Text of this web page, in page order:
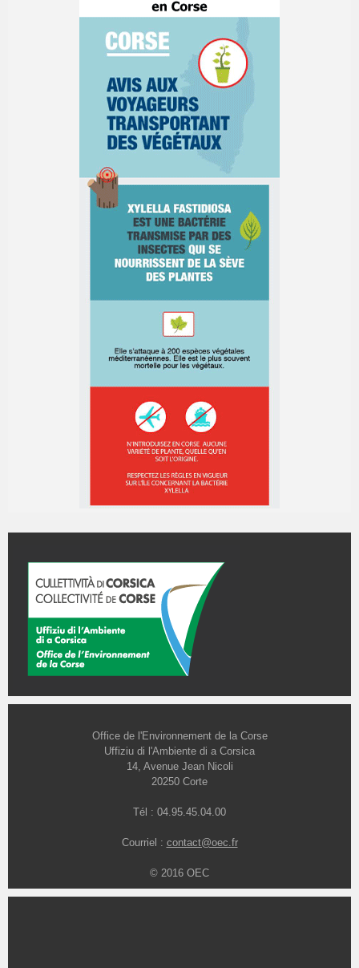
Office de l'Environnement de la Corse
Uffiziu di l'Ambiente di a Corsica
14, Avenue Jean Nicoli
20250 Corte
Tél : 04.95.45.04.00
Courriel : contact@oec.fr
© 2016 OEC